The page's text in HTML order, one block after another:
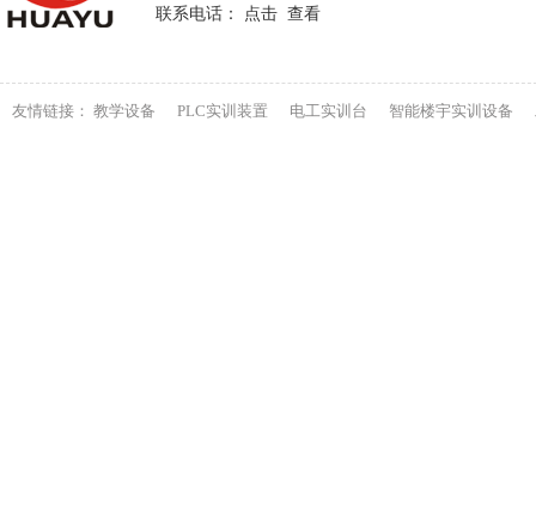
联系电话： 点击 查看
友情链接： 教学设备 PLC实训装置 电工实训台 智能楼宇实训设备